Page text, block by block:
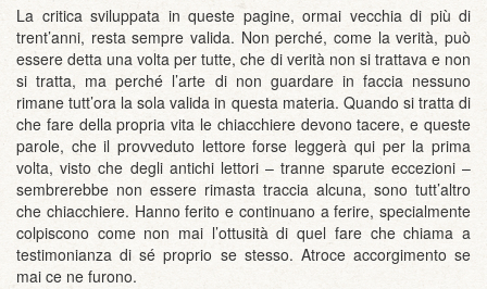
La critica sviluppata in queste pagine, ormai vecchia di più di
trent’anni, resta sempre valida. Non perché, come la verità, può
essere detta una volta per tutte, che di verità non si trattava e non
si tratta, ma perché l’arte di non guardare in faccia nessuno
rimane tutt’ora la sola valida in questa materia. Quando si tratta di
che fare della propria vita le chiacchiere devono tacere, e queste
parole, che il provveduto lettore forse leggerà qui per la prima
volta, visto che degli antichi lettori – tranne sparute eccezioni –
sembrerebbe non essere rimasta traccia alcuna, sono tutt’altro
che chiacchiere. Hanno ferito e continuano a ferire, specialmente
colpiscono come non mai l’ottusità di quel fare che chiama a
testimonianza di sé proprio se stesso. Atroce accorgimento se
mai ce ne furono.